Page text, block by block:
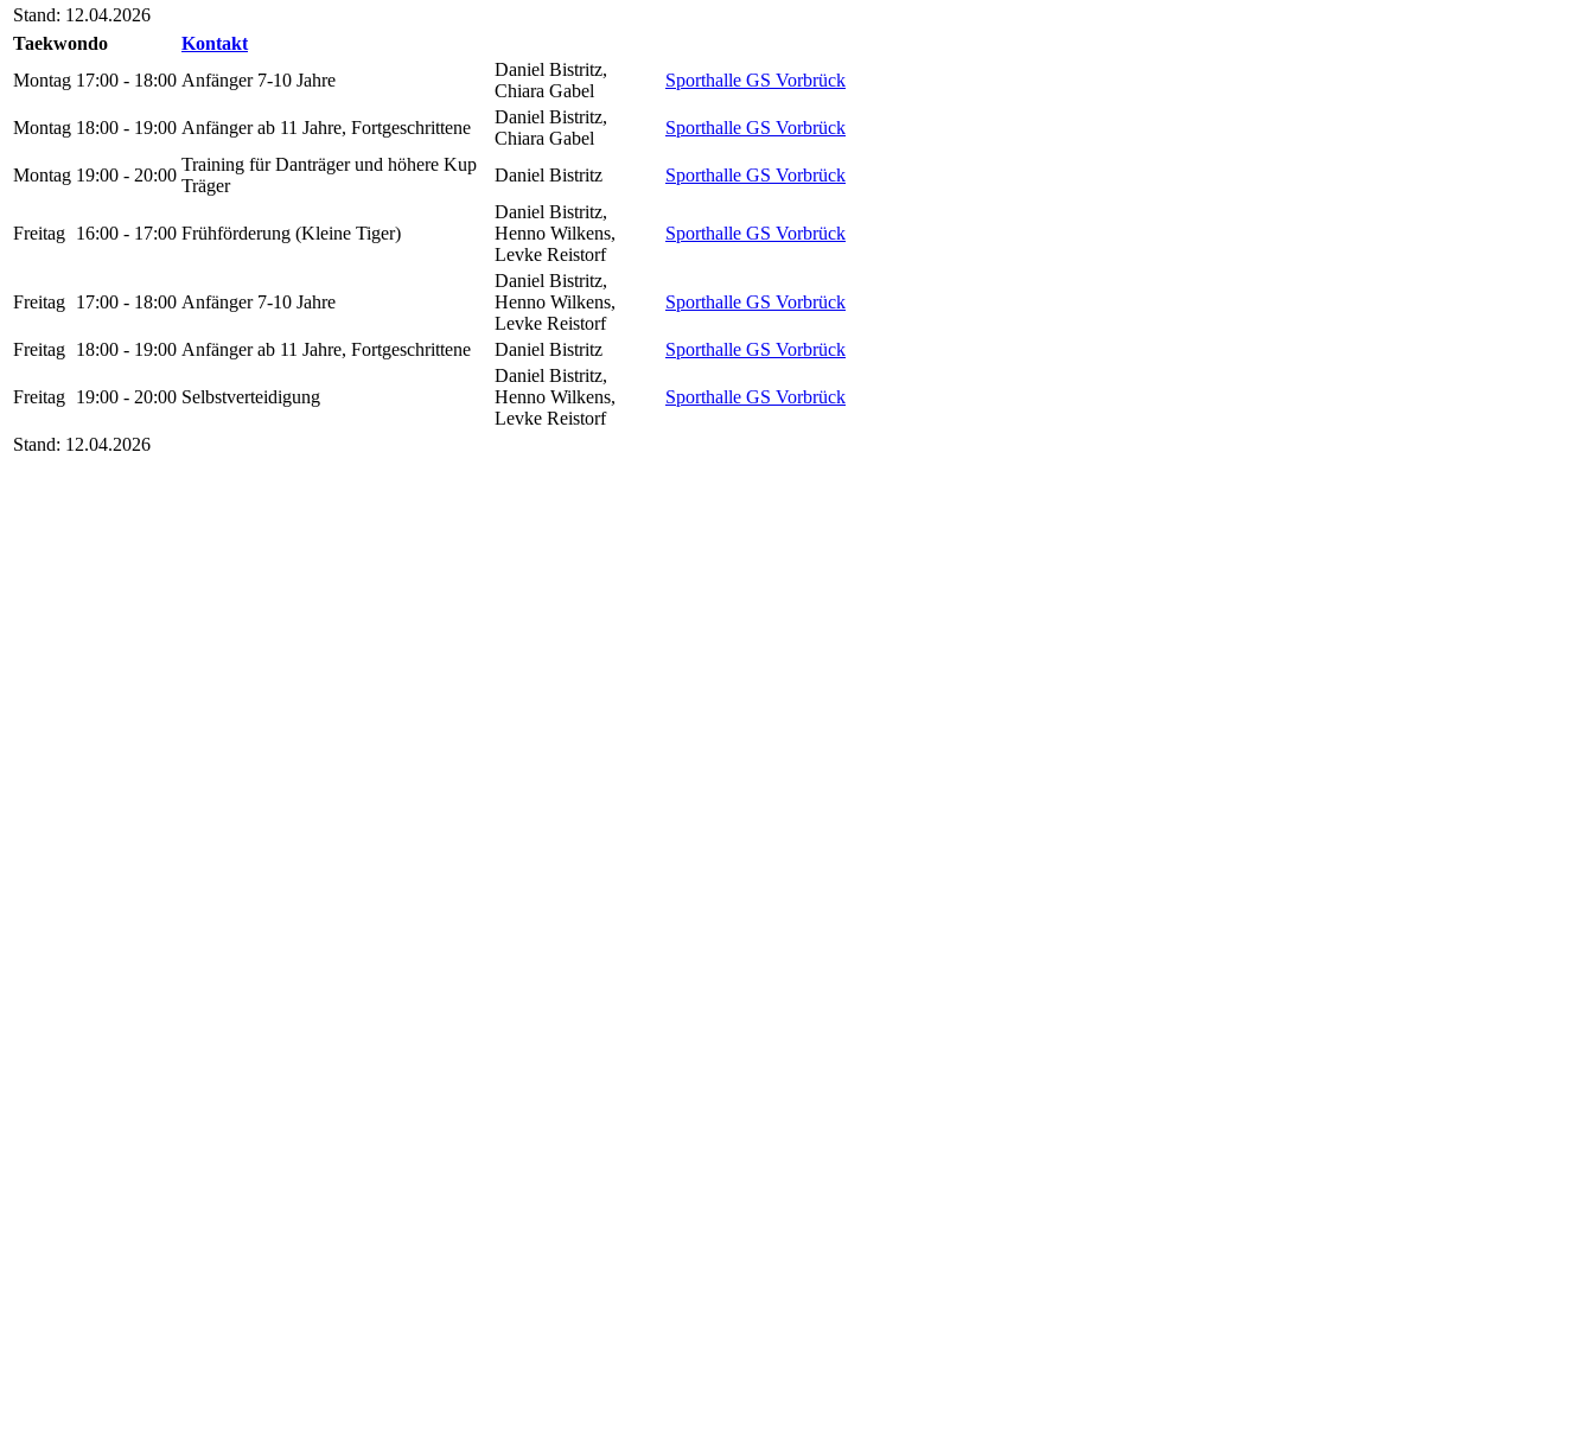
Stand: 12.04.2026
Taekwondo
Kontakt
Montag 17:00 - 18:00 Anfänger 7-10 Jahre
Daniel Bistritz,
Chiara Gabel
Sporthalle GS Vorbrück
Montag 18:00 - 19:00 Anfänger ab 11 Jahre, Fortgeschrittene
Daniel Bistritz,
Chiara Gabel
Sporthalle GS Vorbrück
Montag 19:00 - 20:00
Training für Danträger und höhere Kup
Träger
Daniel Bistritz Sporthalle GS Vorbrück
Freitag 16:00 - 17:00 Frühförderung (Kleine Tiger)
Daniel Bistritz,
Henno Wilkens,
Levke Reistorf
Sporthalle GS Vorbrück
Freitag 17:00 - 18:00 Anfänger 7-10 Jahre
Daniel Bistritz,
Henno Wilkens,
Levke Reistorf
Sporthalle GS Vorbrück
Freitag 18:00 - 19:00 Anfänger ab 11 Jahre, Fortgeschrittene Daniel Bistritz Sporthalle GS Vorbrück
Freitag 19:00 - 20:00 Selbstverteidigung
Daniel Bistritz,
Henno Wilkens,
Levke Reistorf
Sporthalle GS Vorbrück
Stand: 12.04.2026